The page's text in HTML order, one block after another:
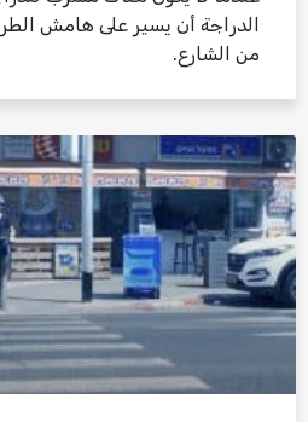
الدراجة أن يسير على هامش
من الشارع.